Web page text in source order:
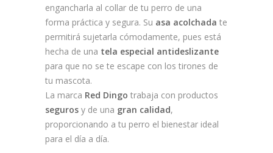
engancharla al collar de tu perro de una
forma práctica y segura. Su asa acolchada te
permitirá sujetarla cómodamente, pues está
hecha de una tela especial antideslizante
para que no se te escape con los tirones de
tu mascota.
La marca Red Dingo trabaja con productos
seguros y de una gran calidad,
proporcionando a tu perro el bienestar ideal
para el día a día.